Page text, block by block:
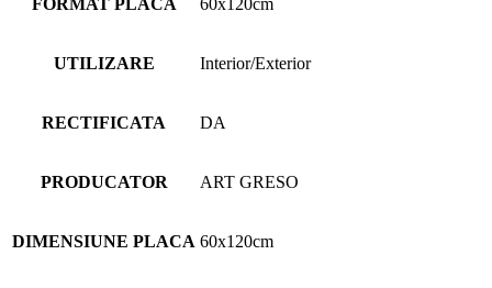
UTILIZARE Interior/Exterior
RECTIFICATA DA
PRODUCATOR ART GRESO
DIMENSIUNE PLACA 60x120cm